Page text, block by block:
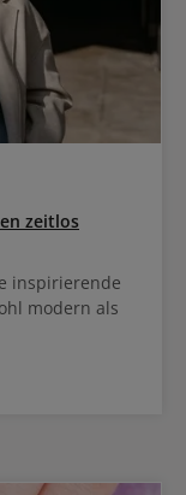
zeitlos
inspirierende
modern als